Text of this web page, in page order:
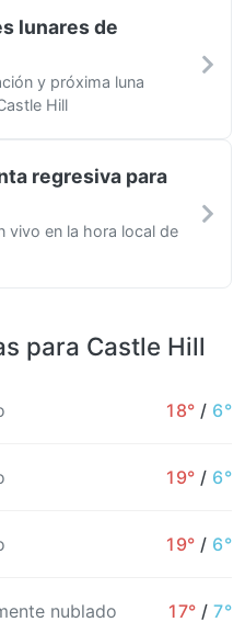
lunares de
y próxima luna
Hill
regresiva para
vivo en la hora local de
para Castle Hill
18° / 6°
19° / 6°
19° / 6°
nublado 17° / 7°